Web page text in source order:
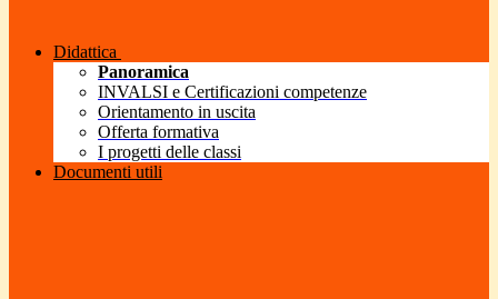
Didattica
Panoramica
INVALSI e Certificazioni competenze
Orientamento in uscita
Offerta formativa
I progetti delle classi
Documenti utili